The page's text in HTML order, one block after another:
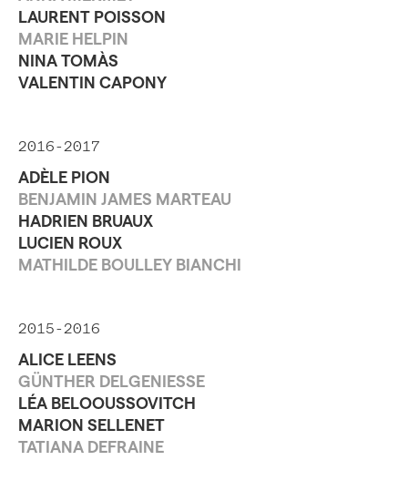
LAURENT POISSON
MARIE HELPIN
NINA TOMÀS
VALENTIN CAPONY
2016-2017
ADÈLE PION
BENJAMIN JAMES MARTEAU
HADRIEN BRUAUX
LUCIEN ROUX
MATHILDE BOULLEY BIANCHI
2015-2016
ALICE LEENS
GÜNTHER DELGENIESSE
LÉA BELOOUSSOVITCH
MARION SELLENET
TATIANA DEFRAINE